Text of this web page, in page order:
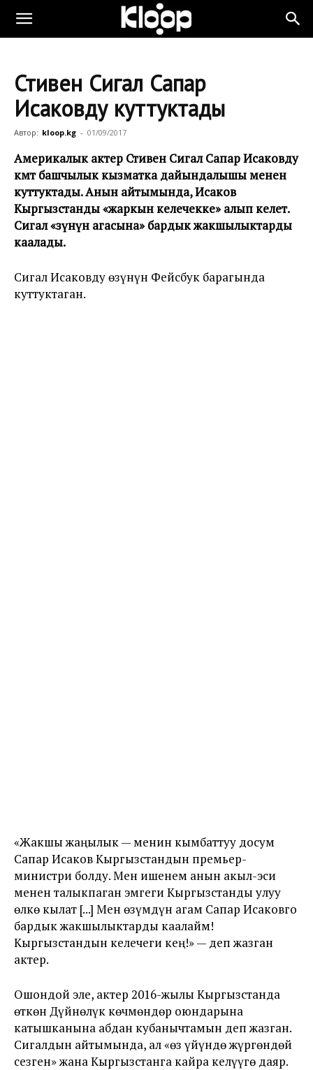
Стивен Сигал Сапар
Исаковду куттуктады
Автор: kloop.kg - 01/09/2017
Америкалык актер Стивен Сигал Сапар Исаковду
өкмөт башчылык кызматка дайындалышы менен
куттуктады. Анын айтымында, Исаков
Кыргызстанды «жаркын келечекке» алып келет.
Сигал «өзүнүн агасына» бардык жакшылыктарды
каалады.
Сигал Исаковду өзүнүн Фейсбук барагында
куттуктаган.
«Жакшы жаңылык — менин кымбаттуу досум
Сапар Исаков Кыргызстандын премьер-
министри болду. Мен ишенем анын акыл-эси
менен талыкпаган эмгеги Кыргызстанды улуу
өлкө кылат [...] Мен өзүмдүн агам Сапар Исаковго
бардык жакшылыктарды каалайм!
Кыргызстандын келечеги кең!» — деп жазган
актер.
Ошондой эле, актер 2016-жылы Кыргызстанда
өткөн Дүйнөлүк көчмөндөр оюндарына
катышканына абдан кубанычтамын деп жазган.
Сигалдын айтымында, ал «өз үйүндө жүргөндөй
сезген» жана Кыргызстанга кайра келүүгө даяр.